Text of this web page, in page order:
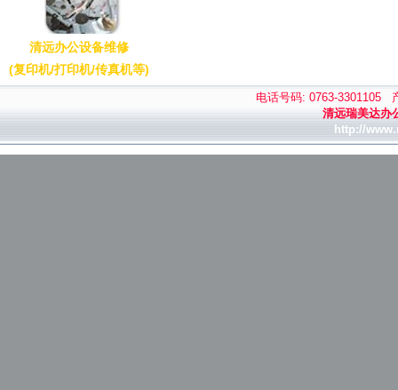
清远办公设备维修
(复印机/打印机/传真机等)
电话号码: 0763-3301105
清远瑞美达办
http://